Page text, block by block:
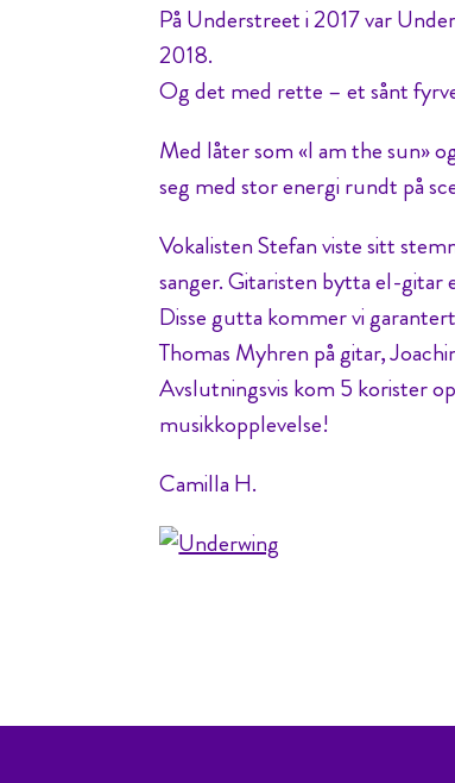
På Understreet i 2017 var
2018.
Og det med rette – et sånt
Med låter som «I am the sun»
seg med stor energi rundt på
Vokalisten Stefan viste sitt
sanger. Gitaristen bytta el-
Disse gutta kommer vi
Thomas Myhren på gitar,
Avslutningsvis kom 5 korister
musikkopplevelse!
Camilla H.